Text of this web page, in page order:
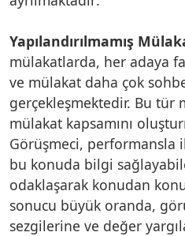
Yapılandırılmamış
mülakatlarda, her adaya
ve mülakat daha çok
gerçekleşmektedir. Bu tür
mülakat kapsamını
Görüşmeci, performansla
bu konuda bilgi
odaklaşarak konudan
sonucu büyük oranda,
sezgilerine ve değer